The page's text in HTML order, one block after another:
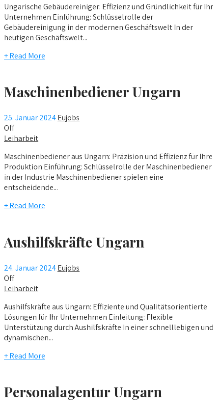
Ungarische Gebäudereiniger: Effizienz und Gründlichkeit für Ihr
Unternehmen Einführung: Schlüsselrolle der
Gebäudereinigung in der modernen Geschäftswelt In der
heutigen Geschäftswelt...
+ Read More
Maschinenbediener Ungarn
25. Januar 2024Eujobs
Off
Leiharbeit
Maschinenbediener aus Ungarn: Präzision und Effizienz für Ihre
Produktion Einführung: Schlüsselrolle der Maschinenbediener
in der Industrie Maschinenbediener spielen eine
entscheidende...
+ Read More
Aushilfskräfte Ungarn
24. Januar 2024Eujobs
Off
Leiharbeit
Aushilfskräfte aus Ungarn: Effiziente und Qualitätsorientierte
Lösungen für Ihr Unternehmen Einleitung: Flexible
Unterstützung durch Aushilfskräfte In einer schnelllebigen und
dynamischen...
+ Read More
Personalagentur Ungarn